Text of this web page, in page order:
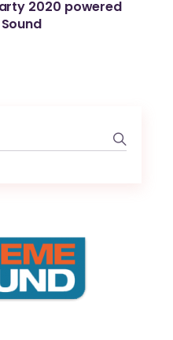
2020 powered